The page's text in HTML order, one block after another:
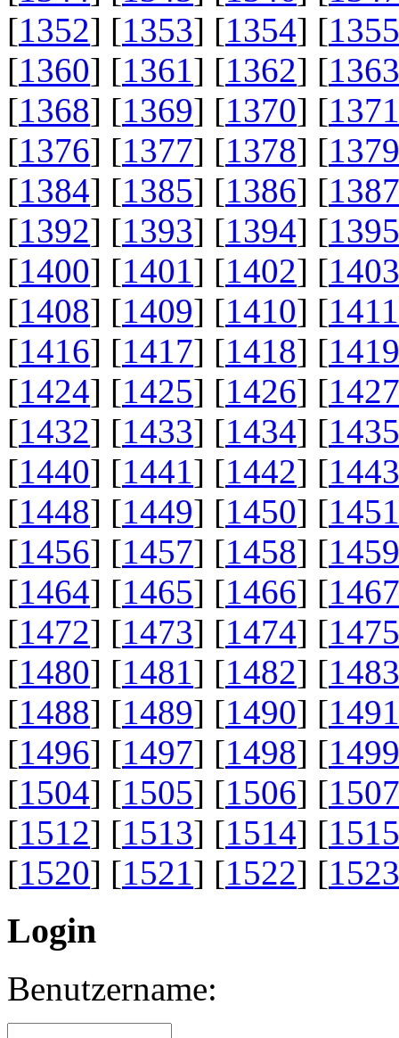
[1352] [1353] [1354] [1355
[1360] [1361] [1362] [1363
[1368] [1369] [1370] [1371
[1376] [1377] [1378] [1379
[1384] [1385] [1386] [1387
[1392] [1393] [1394] [1395
[1400] [1401] [1402] [1403
[1408] [1409] [1410] [1411
[1416] [1417] [1418] [1419
[1424] [1425] [1426] [1427
[1432] [1433] [1434] [1435
[1440] [1441] [1442] [1443
[1448] [1449] [1450] [1451
[1456] [1457] [1458] [1459
[1464] [1465] [1466] [1467
[1472] [1473] [1474] [1475
[1480] [1481] [1482] [1483
[1488] [1489] [1490] [1491
[1496] [1497] [1498] [1499
[1504] [1505] [1506] [1507
[1512] [1513] [1514] [1515
[1520] [1521] [1522] [1523
Login
Benutzername: